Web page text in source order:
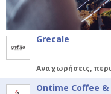
Grecale
Αναχωρήσεις,
Ontime Coffee &